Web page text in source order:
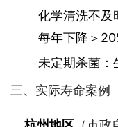
化学清洗不及
每年下降＞
未定期杀菌：
三、实际寿命案例